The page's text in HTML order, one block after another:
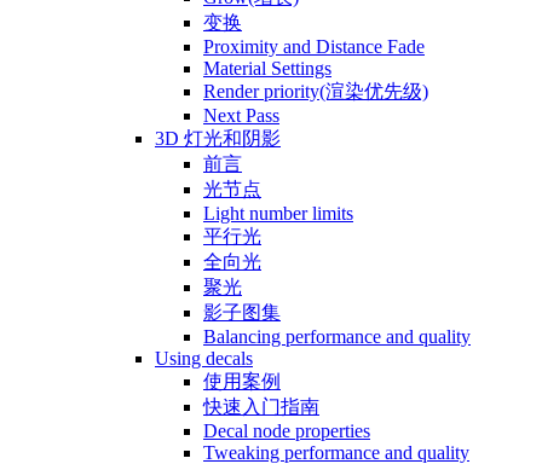
变换
Proximity and Distance Fade
Material Settings
Render priority(渲染优先级)
Next Pass
3D 灯光和阴影
前言
光节点
Light number limits
平行光
全向光
聚光
影子图集
Balancing performance and quality
Using decals
使用案例
快速入门指南
Decal node properties
Tweaking performance and quality